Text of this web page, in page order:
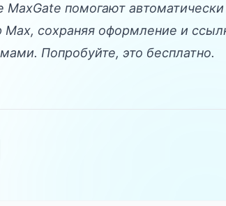
MaxGate помогают
сохраняя оформление и
Попробуйте, это бесплатно.